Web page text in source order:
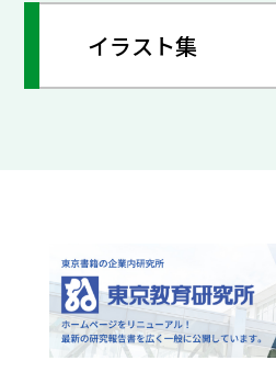
イラスト集